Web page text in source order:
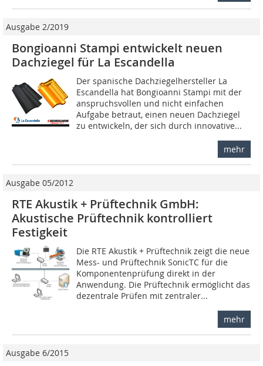
Ausgabe 2/2019
Bongioanni Stampi entwickelt neuen
Dachziegel für La Escandella
Der spanische Dachziegelhersteller La
Escandella hat Bongioanni Stampi mit der
anspruchsvollen und nicht einfachen
Aufgabe betraut, einen neuen Dachziegel
zu entwickeln, der sich durch innovative...
mehr
Ausgabe 05/2012
RTE Akustik + Prüftechnik GmbH:
Akustische Prüftechnik kontrolliert
Festigkeit
Die RTE Akustik + Prüftechnik zeigt die neue
Mess- und Prüftechnik SonicTC für die
Komponentenprüfung direkt in der
Anwendung. Die Prüftechnik ermöglicht das
dezentrale Prüfen mit zentraler...
mehr
Ausgabe 6/2015